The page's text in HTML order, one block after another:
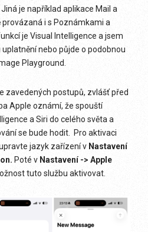
je například aplikace Mail a
i s Poznámkami a
je Visual Intelligence a jsem
nebo půjde o podobnou
Playground.
zavedených postupů, zvlášť před
Apple oznámí, že spouští
a Siri do celého světa a
se bude hodit. Pro aktivaci
jazyk zařízení v Nastavení
Poté v Nastavení -> Apple
tuto službu aktivovat.